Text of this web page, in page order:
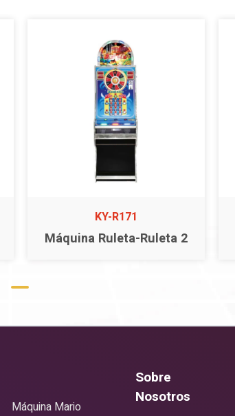
KY-R171
Máquina Ruleta-Ruleta 2
Máquina Mario
Sobre
Nosotros